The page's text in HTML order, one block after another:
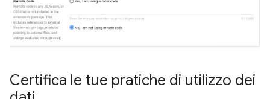
Certifica le tue pratiche di utilizzo dei